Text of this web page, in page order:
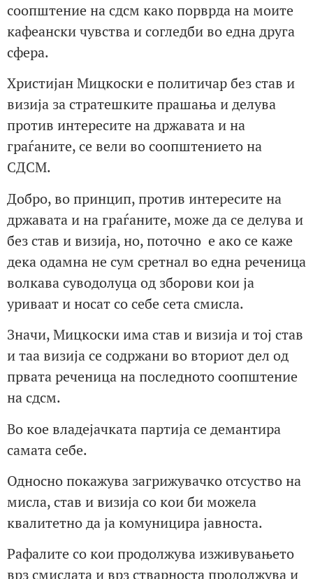
соопштение на сдсм како порврда на моите
кафеански чувства и согледби во една друга
сфера.
Христијан Мицкоски е политичар без став и
визија за стратешките прашања и делува
против интересите на државата и на
граѓаните, се вели во соопштението на
СДСМ.
Добро, во принцип, против интересите на
државата и на граѓаните, може да се делува и
без став и визија, но, поточно е ако се каже
дека одамна не сум сретнал во една реченица
волкава суводолуца од зборови кои ја
уриваат и носат со себе сета смисла.
Значи, Мицкоски има став и визија и тој став
и таа визија се содржани во вториот дел од
првата реченица на последното соопштение
на сдсм.
Во кое владејачката партија се демантира
самата себе.
Односно покажува загрижувачко отсуство на
мисла, став и визија со кои би можела
квалитетно да ја комуницира јавноста.
Рафалите со кои продолжува изживувањето
врз смислата и врз стварноста продолжува и